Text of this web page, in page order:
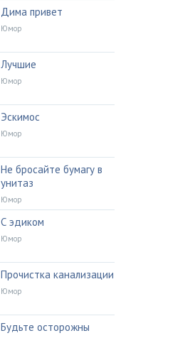
Дима привет
Юмор
Лучшие
Юмор
Эскимос
Юмор
Не бросайте бумагу в
унитаз
Юмор
С эдиком
Юмор
Прочистка канализации
Юмор
Будьте осторожны